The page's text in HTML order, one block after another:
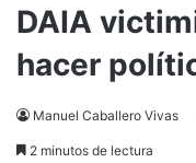
DAIA
hacer
Manuel Caballero Vivas
2 minutos de lectura